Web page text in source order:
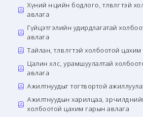
Хүний нөөцийн бодлого,
авлага
Гүйцэтгэлийн удирдлагатай
авлага
Тайлан, төлөвлөгөөтэй холбоотой
Цалин хөлс, урамшуулалтай
авлага
Ажилтнуудыг тогтвортой
Ажилтнуудын харилцаа,
холбоотой цахим гарын авлага